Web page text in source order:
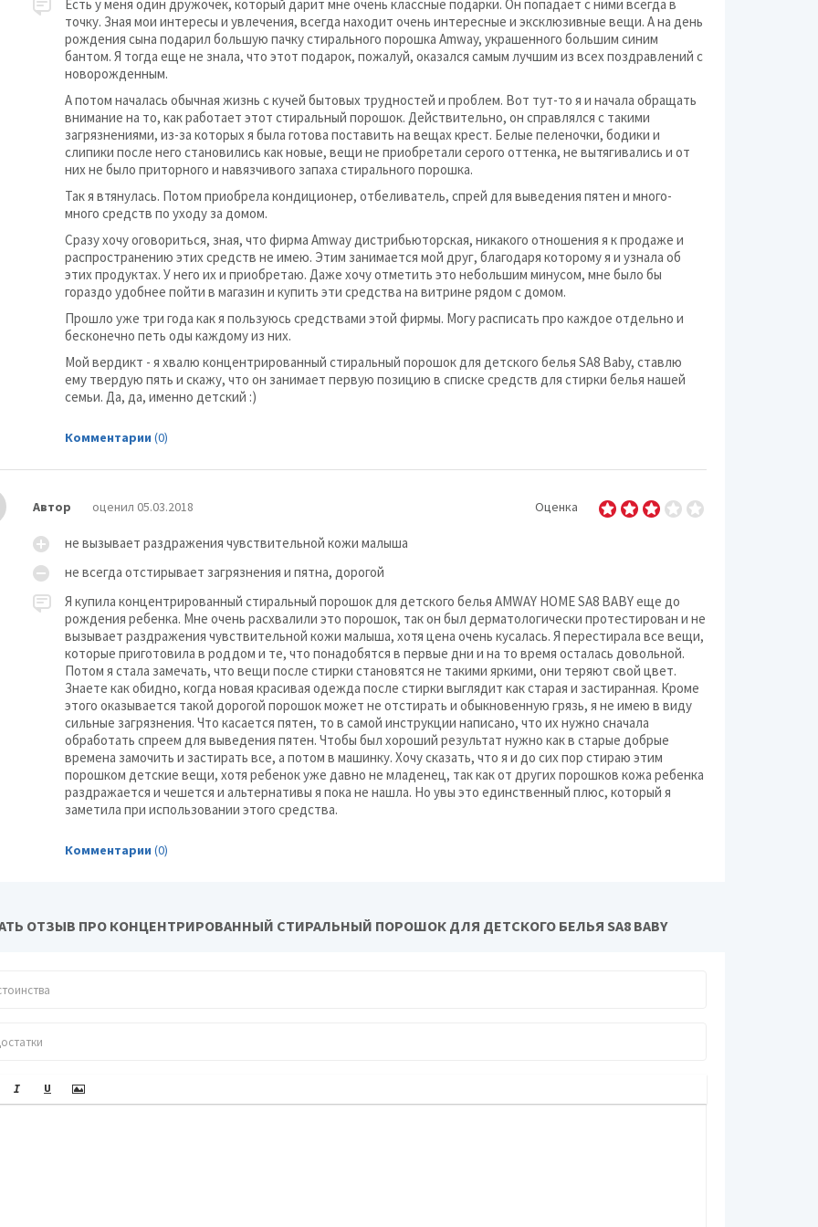
Есть у меня один дружочек, который дарит мне очень классные подарки. Он попадает с ними всегда в
точку. Зная мои интересы и увлечения, всегда находит очень интересные и эксклюзивные вещи. А на день
рождения сына подарил большую пачку стирального порошка Amway, украшенного большим синим
бантом. Я тогда еще не знала, что этот подарок, пожалуй, оказался самым лучшим из всех поздравлений с
новорожденным.
А потом началась обычная жизнь с кучей бытовых трудностей и проблем. Вот тут-то я и начала обращать
внимание на то, как работает этот стиральный порошок. Действительно, он справлялся с такими
загрязнениями, из-за которых я была готова поставить на вещах крест. Белые пеленочки, бодики и
слипики после него становились как новые, вещи не приобретали серого оттенка, не вытягивались и от
них не было приторного и навязчивого запаха стирального порошка.
Так я втянулась. Потом приобрела кондиционер, отбеливатель, спрей для выведения пятен и много-
много средств по уходу за домом.
Сразу хочу оговориться, зная, что фирма Amway дистрибьюторская, никакого отношения я к продаже и
распространению этих средств не имею. Этим занимается мой друг, благодаря которому я и узнала об
этих продуктах. У него их и приобретаю. Даже хочу отметить это небольшим минусом, мне было бы
гораздо удобнее пойти в магазин и купить эти средства на витрине рядом с домом.
Прошло уже три года как я пользуюсь средствами этой фирмы. Могу расписать про каждое отдельно и
бесконечно петь оды каждому из них.
Мой вердикт - я хвалю концентрированный стиральный порошок для детского белья SA8 Baby, ставлю
ему твердую пять и скажу, что он занимает первую позицию в списке средств для стирки белья нашей
семьи. Да, да, именно детский :)
Комментарии (0)
Автор оценил 05.03.2018 Оценка
не вызывает раздражения чувствительной кожи малыша
не всегда отстирывает загрязнения и пятна, дорогой
Я купила концентрированный стиральный порошок для детского белья AMWAY HOME SA8 BABY еще до
рождения ребенка. Мне очень расхвалили это порошок, так он был дерматологически протестирован и не
вызывает раздражения чувствительной кожи малыша, хотя цена очень кусалась. Я перестирала все вещи,
которые приготовила в роддом и те, что понадобятся в первые дни и на то время осталась довольной.
Потом я стала замечать, что вещи после стирки становятся не такими яркими, они теряют свой цвет.
Знаете как обидно, когда новая красивая одежда после стирки выглядит как старая и застиранная. Кроме
этого оказывается такой дорогой порошок может не отстирать и обыкновенную грязь, я не имею в виду
сильные загрязнения. Что касается пятен, то в самой инструкции написано, что их нужно сначала
обработать спреем для выведения пятен. Чтобы был хороший результат нужно как в старые добрые
времена замочить и застирать все, а потом в машинку. Хочу сказать, что я и до сих пор стираю этим
порошком детские вещи, хотя ребенок уже давно не младенец, так как от других порошков кожа ребенка
раздражается и чешется и альтернативы я пока не нашла. Но увы это единственный плюс, который я
заметила при использовании этого средства.
Комментарии (0)
ОТЗЫВ ПРО КОНЦЕНТРИРОВАННЫЙ СТИРАЛЬНЫЙ ПОРОШОК ДЛЯ ДЕТСКОГО БЕЛЬЯ SA8 BABY
Разное (дом и сад)
Светотехника и
Строительные